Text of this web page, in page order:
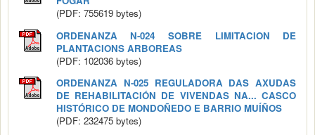
(PDF: 755619 bytes)
ORDENANZA N-024 SOBRE LIMITACION DE
PLANTACIONS ARBOREAS
(PDF: 102036 bytes)
ORDENANZA N-025 REGULADORA DAS AXUDAS
DE REHABILITACIÓN DE VIVENDAS NA... CASCO
HISTÓRICO DE MONDOÑEDO E BARRIO MUÍÑOS
(PDF: 232475 bytes)